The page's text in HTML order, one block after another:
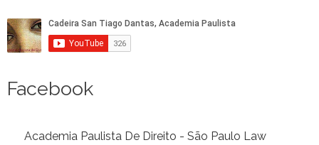
Facebook
Academia Paulista De Direito - São Paulo Law